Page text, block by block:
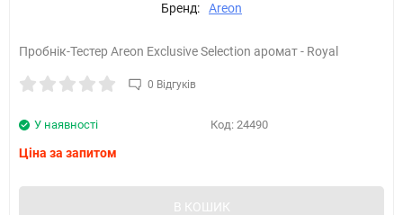
Бренд: Areon
Пробнік-Тестер Areon Exclusive Selection аромат - Royal
0 Відгуків
У наявності Код: 24490
Ціна за запитом
В КОШИК